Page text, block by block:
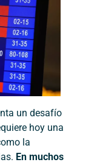
un desafío
hoy una
la
En muchos